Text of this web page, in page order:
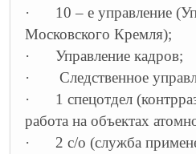
·
10 – е управление
Московского Кремля);
·
Управление кадров;
·
Следственное
·
1 спецотдел
работа на объектах
·
2 с/о (служба